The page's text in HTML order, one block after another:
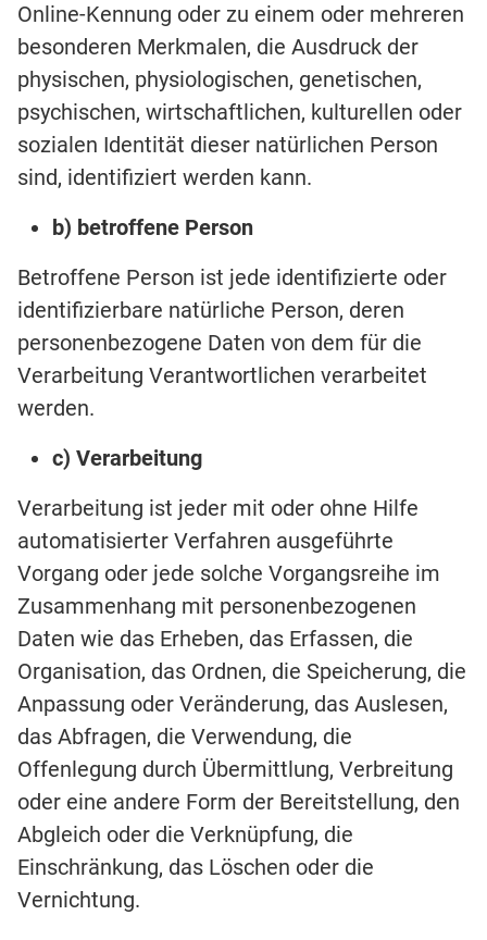
Online-Kennung oder zu einem oder mehreren
besonderen Merkmalen, die Ausdruck der
physischen, physiologischen, genetischen,
psychischen, wirtschaftlichen, kulturellen oder
sozialen Identität dieser natürlichen Person
sind, identifiziert werden kann.
b) betroffene Person
Betroffene Person ist jede identifizierte oder
identifizierbare natürliche Person, deren
personenbezogene Daten von dem für die
Verarbeitung Verantwortlichen verarbeitet
werden.
c) Verarbeitung
Verarbeitung ist jeder mit oder ohne Hilfe
automatisierter Verfahren ausgeführte
Vorgang oder jede solche Vorgangsreihe im
Zusammenhang mit personenbezogenen
Daten wie das Erheben, das Erfassen, die
Organisation, das Ordnen, die Speicherung, die
Anpassung oder Veränderung, das Auslesen,
das Abfragen, die Verwendung, die
Offenlegung durch Übermittlung, Verbreitung
oder eine andere Form der Bereitstellung, den
Abgleich oder die Verknüpfung, die
Einschränkung, das Löschen oder die
Vernichtung.